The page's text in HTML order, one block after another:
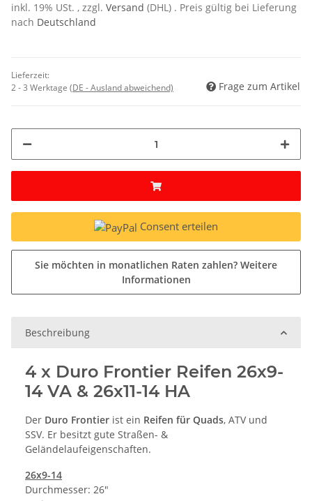
inkl. 19% USt. , zzgl. Versand (DHL) . Preis gültig bei Lieferung
nach Deutschland
Lieferzeit:
2 - 3 Werktage (DE - Ausland abweichend) Frage zum Artikel
Consent erteilen
Sie möchten in monatlichen Raten zahlen? Weitere
Informationen
Beschreibung
4 x Duro Frontier Reifen 26x9-
14 VA & 26x11-14 HA
Der Duro Frontier ist ein Reifen für Quads, ATV und
SSV. Er besitzt gute Straßen- &
Geländelaufeigenschaften.
26x9-14
Durchmesser: 26"